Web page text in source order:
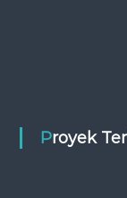
Proyek